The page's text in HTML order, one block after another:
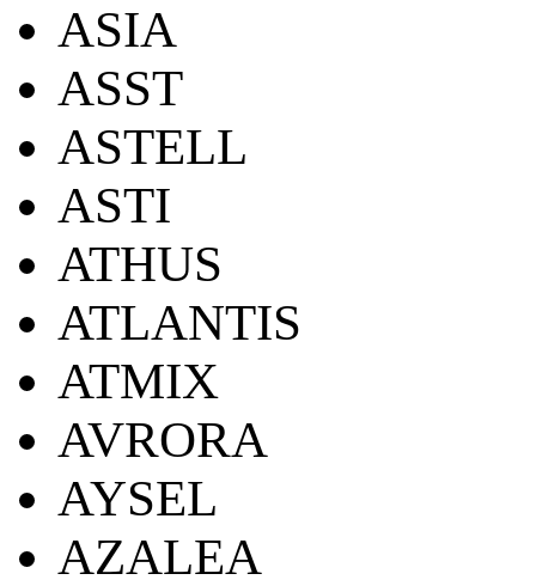
ASIA
ASST
ASTELL
ASTI
ATHUS
ATLANTIS
ATMIX
AVRORA
AYSEL
AZALEA